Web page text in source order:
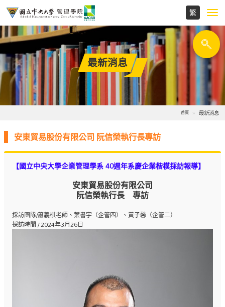
最新消息
首頁 最新消息
安東貿易股份有限公司 阮信榮執行長專訪
【國立中央大學企業管理學系 40週年系慶企業楷模採訪報導】
安東貿易股份有限公司
阮信榮執行長 專訪
採訪團隊/蕭義棋老師、葉書宇（企管四）、黃子馨（企管二）
採訪時間 / 2024年3月26日